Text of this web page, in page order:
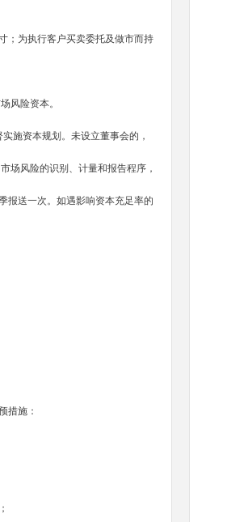
；为执行客户买卖委托及做市而持
风险资本。
施资本规划。未设立董事会的，
场风险的识别、计量和报告程序，
送一次。如遇影响资本充足率的
措施：
；